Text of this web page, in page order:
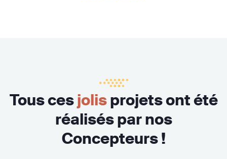
Tous cesjolisprojets ont été
réalisés par nos
Concepteurs !